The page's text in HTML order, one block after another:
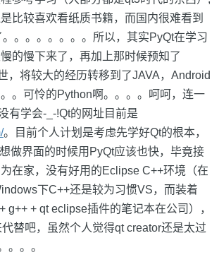
比较喜欢看纸质书籍，而国内很难看到
。。。。。。。所以，其实PyQt在学习
的慢下来了，再加上那时候预知了
，将较大的经历转移到了JAVA，Android
。可怜的Python啊。。。。呵呵，连一
有学会-_-!Qt的网址目前是
。目前个人计划是考虑先学好Qt的根本，
做界面的时候用PyQt应该也快，毕竟接
在家，没有好用的Eclipse C++环境（在
下C++还是较为习惯VS，而装着
g++ + qt eclipse插件的笔记本在公司），
替吧，虽然个人觉得qt creator还是太过
。。。